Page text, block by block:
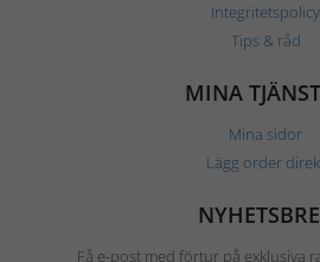
Integritetspolicy
Tips & råd
MINA
Mina sidor
Lägg order
Få e-post med förtur på exklusiva